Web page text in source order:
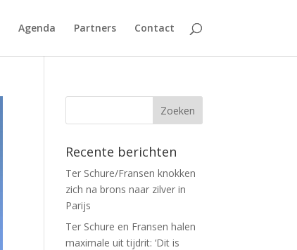
Agenda Partners Contact
Recente berichten
Ter Schure/Fransen knokken
zich na brons naar zilver in
Parijs
Ter Schure en Fransen halen
maximale uit tijdrit: ‘Dit is